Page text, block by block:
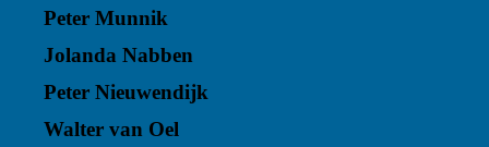
Peter Munnik
Jolanda Nabben
Peter Nieuwendijk
Walter van Oel